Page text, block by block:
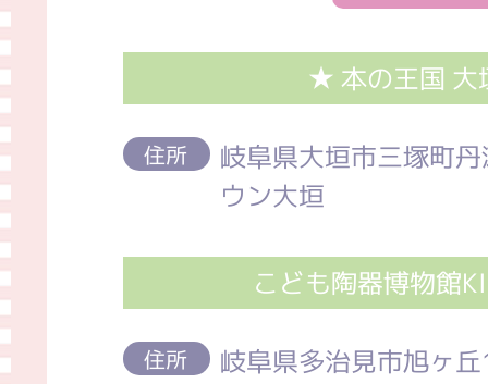
★ 本の王国 大
住所
岐阜県大垣市三塚町
ウン大垣
こども陶器博物館
住所 岐阜県多治見市旭ヶ